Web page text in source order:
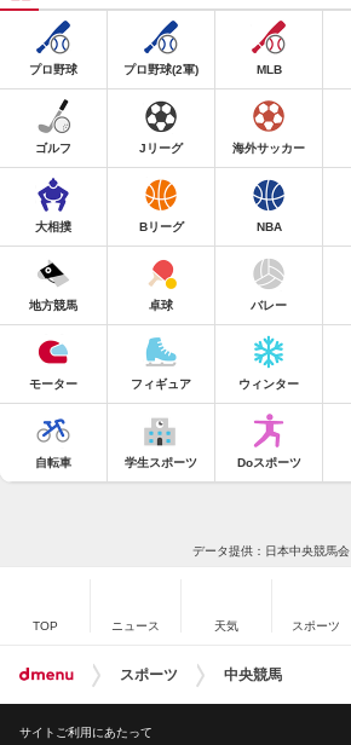
プロ野球 プロ野球(2軍) MLB
ゴルフ Jリーグ 海外サッカー
大相撲 Bリーグ NBA
地方競馬 卓球 バレー
モーター フィギュア ウィンター
自転車 学生スポーツ Doスポーツ
データ提供：日本中央競馬会
TOP ニュース 天気 スポーツ
スポーツ 中央競馬
サイトご利用にあたって